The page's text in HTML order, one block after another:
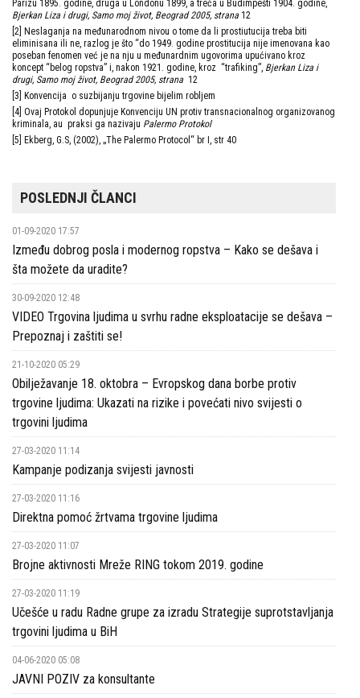
Parizu 1895. godine, druga u Londonu 1899, a treća u Budimpešti 1904. godine,
Bjerkan Liza i drugi, Samo moj život, Beograd 2005, strana 12
[2] Neslaganja na međunarodnom nivou o tome da li prostiutucija treba biti
eliminisana ili ne, razlog je što “do 1949. godine prostitucija nije imenovana kao
poseban fenomen već je na nju u međunardnim ugovorima upućivano kroz
koncept “belog ropstva” i, nakon 1921. godine, kroz “trafiking”, Bjerkan Liza i
drugi, Samo moj život, Beograd 2005, strana 12
[3] Konvencija o suzbijanju trgovine bijelim robljem
[4] Ovaj Protokol dopunjuje Konvenciju UN protiv transnacionalnog organizovanog
kriminala, au praksi ga nazivaju Palermo Protokol
[5] Ekberg, G.S, (2002), „The Palermo Protocol“ br I, str 40
POSLEDNJI ČLANCI
01-09-2020 17:57
Između dobrog posla i modernog ropstva – Kako se dešava i
šta možete da uradite?
30-09-2020 12:48
VIDEO Trgovina ljudima u svrhu radne eksploatacije se dešava –
Prepoznaj i zaštiti se!
21-10-2020 05:29
Obilježavanje 18. oktobra – Evropskog dana borbe protiv
trgovine ljudima: Ukazati na rizike i povećati nivo svijesti o
trgovini ljudima
27-03-2020 11:14
Kampanje podizanja svijesti javnosti
27-03-2020 11:16
Direktna pomoć žrtvama trgovine ljudima
27-03-2020 11:07
Brojne aktivnosti Mreže RING tokom 2019. godine
27-03-2020 11:19
Učešće u radu Radne grupe za izradu Strategije suprotstavljanja
trgovini ljudima u BiH
04-06-2020 05:08
JAVNI POZIV za konsultante